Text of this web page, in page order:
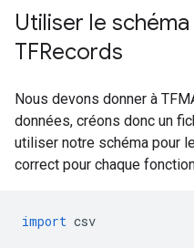
export
graph.pbtxt
model.ckpt-100.data-
model.ckpt-100.index
/tmp/tmp_at9q62d/
/tmp/tmp_at9q62d/
/tmp/tmp_at9q62d/
Utiliser le
TFRecords
Nous devons donner à
données, créons donc un
utiliser notre schéma pour
correct pour chaque
import csv